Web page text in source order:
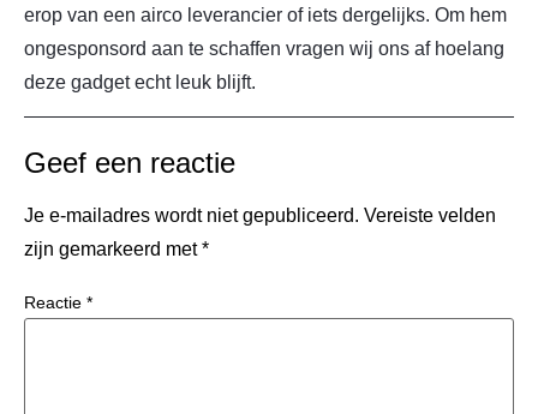
erop van een airco leverancier of iets dergelijks. Om hem
ongesponsord aan te schaffen vragen wij ons af hoelang
deze gadget echt leuk blijft.
Geef een reactie
Je e-mailadres wordt niet gepubliceerd. Vereiste velden
zijn gemarkeerd met*
Reactie *